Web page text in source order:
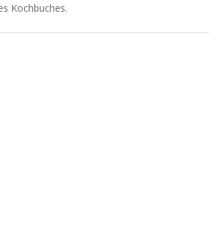
Kochbuches.